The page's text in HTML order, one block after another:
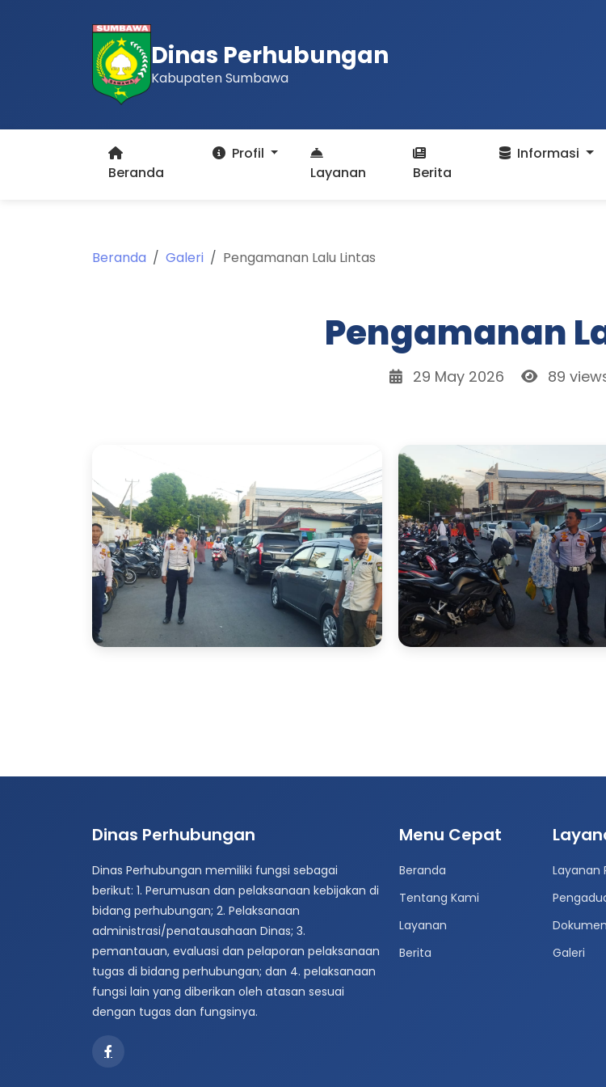
Dinas Perhubungan
Kabupaten Sumbawa
Beranda
Profil
Layanan
Berita
Informasi
Beranda Galeri Pengamanan Lalu Lintas
Pengamanan
29 May 2026 89
Dinas Perhubungan
Dinas Perhubungan memiliki fungsi sebagai
berikut: 1. Perumusan dan pelaksanaan kebijakan di
bidang perhubungan; 2. Pelaksanaan
administrasi/penatausahaan Dinas; 3.
pemantauan, evaluasi dan pelaporan pelaksanaan
tugas di bidang perhubungan; dan 4. pelaksanaan
fungsi lain yang diberikan oleh atasan sesuai
dengan tugas dan fungsinya.
Menu Cepat
Beranda
Tentang Kami
Layanan
Berita
Layanan
Galeri